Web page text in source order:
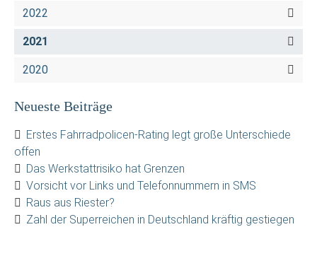
2022
2021
2020
Neueste Beiträge
Erstes Fahrradpolicen-Rating legt große Unterschiede
offen
Das Werkstattrisiko hat Grenzen
Vorsicht vor Links und Telefonnummern in SMS
Raus aus Riester?
Zahl der Superreichen in Deutschland kräftig gestiegen